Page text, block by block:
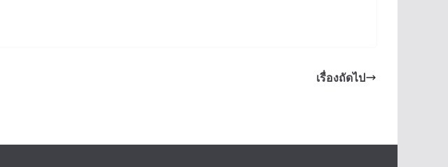
เรื่องถัดไป